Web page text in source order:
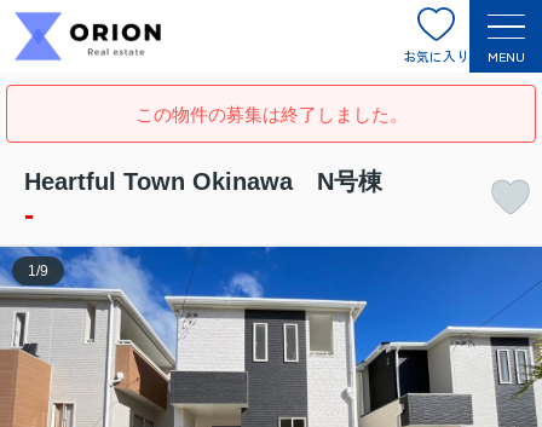
お気に入り MENU
この物件の募集は終了しました。
Heartful Town Okinawa N号棟
-
1 /9